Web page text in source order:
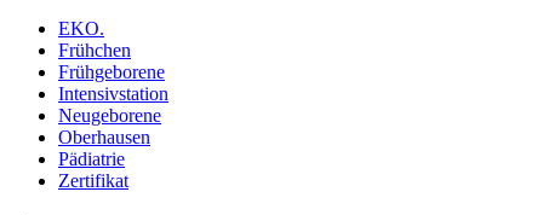
EKO.
Frühchen
Frühgeborene
Intensivstation
Neugeborene
Oberhausen
Pädiatrie
Zertifikat